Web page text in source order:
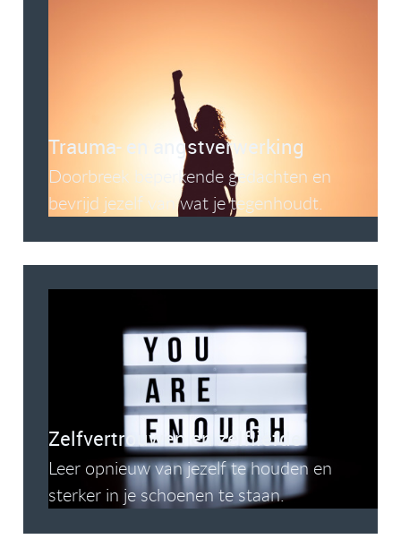
Trauma- en angstverwerking
Doorbreek beperkende gedachten en
bevrijd jezelf van wat je tegenhoudt.
Zelfvertrouwen en zelfliefde
Leer opnieuw van jezelf te houden en
sterker in je schoenen te staan.